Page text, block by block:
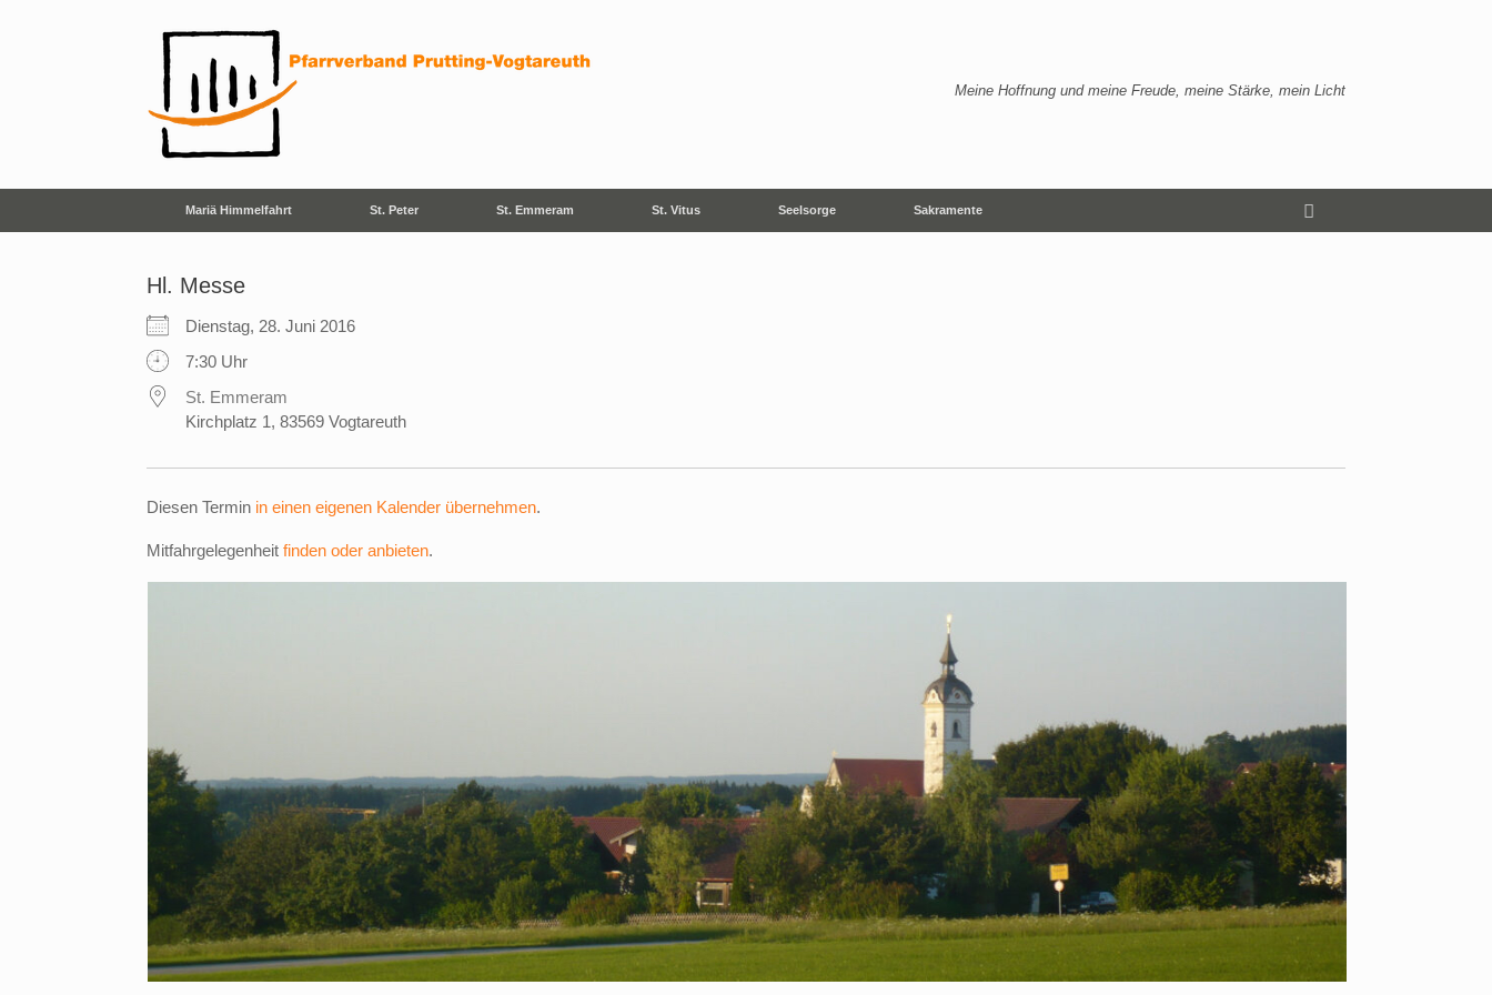
Meine Hoffnung und meine Freude, meine Stärke, mein Licht
Mariä Himmelfahrt St. Peter St. Emmeram St. Vitus Seelsorge Sakramente
Hl. Messe
Dienstag, 28. Juni 2016
7:30 Uhr
St. Emmeram
Kirchplatz 1, 83569 Vogtareuth
Diesen Termin in einen eigenen Kalender übernehmen.
Mitfahrgelegenheit finden oder anbieten.